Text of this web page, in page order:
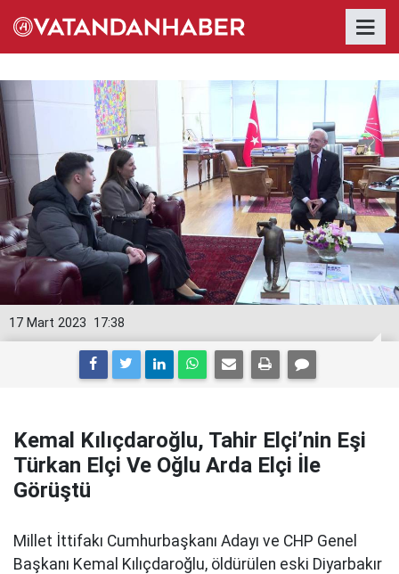
17:38
17 Mart 2023
Kemal Kılıçdaroğlu, Tahir Elçi’nin Eşi
Türkan Elçi Ve Oğlu Arda Elçi İle
Görüştü
Millet İttifakı Cumhurbaşkanı Adayı ve CHP Genel
Başkanı Kemal Kılıçdaroğlu, öldürülen eski Diyarbakır